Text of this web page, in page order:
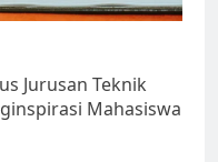
Jurusan Teknik
Mahasiswa